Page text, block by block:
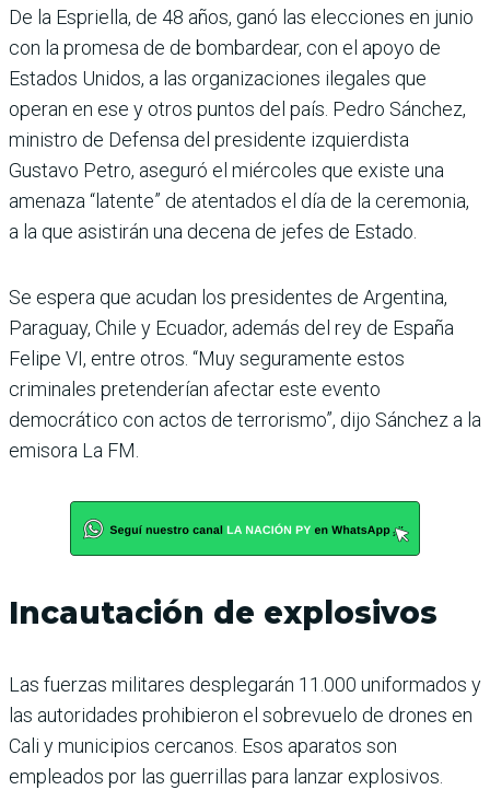
De la Espriella, de 48 años, ganó las elecciones en junio
con la promesa de de bombardear, con el apoyo de
Estados Unidos, a las organizaciones ilegales que
operan en ese y otros puntos del país. Pedro Sánchez,
ministro de Defensa del presidente izquierdista
Gustavo Petro, aseguró el miércoles que existe una
amenaza “latente” de atentados el día de la ceremonia,
a la que asistirán una decena de jefes de Estado.
Se espera que acudan los presidentes de Argentina,
Paraguay, Chile y Ecuador, además del rey de España
Felipe VI, entre otros. “Muy seguramente estos
criminales pretenderían afectar este evento
democrático con actos de terrorismo”, dijo Sánchez a la
emisora La FM.
Incautación de explosivos
Las fuerzas militares desplegarán 11.000 uniformados y
las autoridades prohibieron el sobrevuelo de drones en
Cali y municipios cercanos. Esos aparatos son
empleados por las guerrillas para lanzar explosivos.